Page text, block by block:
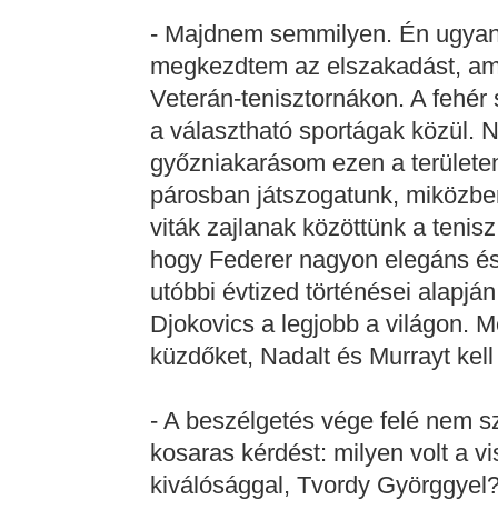
- Majdnem semmilyen. Én
megkezdtem az elszakadást,
Veterán-tenisztornákon. A
a választható sportágak közül.
győzniakarásom ezen a
párosban játszogatunk,
viták zajlanak közöttünk a
hogy Federer nagyon elegáns
utóbbi évtized történései
Djokovics a legjobb a világon.
küzdőket, Nadalt és Murrayt
- A beszélgetés vége felé nem
kosaras kérdést: milyen volt a
kiválósággal, Tvordy